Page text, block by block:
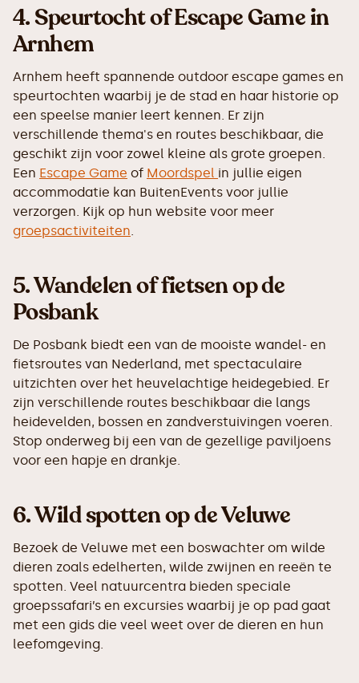
4.Speurtocht of Escape Game in
Arnhem
Arnhem heeft spannende outdoor escape games en
speurtochten waarbij je de stad en haar historie op
een speelse manier leert kennen. Er zijn
verschillende thema's en routes beschikbaar, die
geschikt zijn voor zowel kleine als grote groepen.
Een Escape Game of Moordspel in jullie eigen
accommodatie kan BuitenEvents voor jullie
verzorgen. Kijk op hun website voor meer
groepsactiviteiten.
5.Wandelen of fietsen op de
Posbank
De Posbank biedt een van de mooiste wandel- en
fietsroutes van Nederland, met spectaculaire
uitzichten over het heuvelachtige heidegebied. Er
zijn verschillende routes beschikbaar die langs
heidevelden, bossen en zandverstuivingen voeren.
Stop onderweg bij een van de gezellige paviljoens
voor een hapje en drankje.
6.Wild spotten op de Veluwe
Bezoek de Veluwe met een boswachter om wilde
dieren zoals edelherten, wilde zwijnen en reeën te
spotten. Veel natuurcentra bieden speciale
groepssafari’s en excursies waarbij je op pad gaat
met een gids die veel weet over de dieren en hun
leefomgeving.